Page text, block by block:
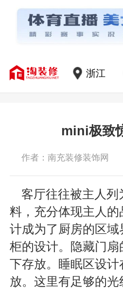
mini极致
作者：南充装修装饰网
客厅往往被主人
料，充分体现主人
计成为了厨房的区
柜的设计。隐藏门
下存放。睡眠区设
放。这里有足够的